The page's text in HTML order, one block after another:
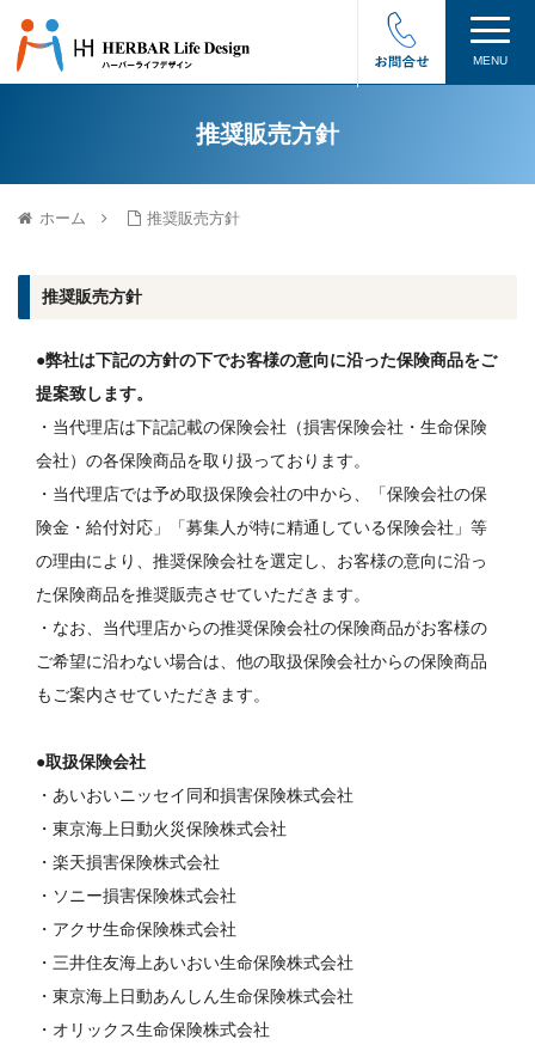
MENU
推奨販売方針
ホーム 推奨販売方針
推奨販売方針
●弊社は下記の方針の下でお客様の意向に沿った保険商品をご
提案致します。
・当代理店は下記記載の保険会社（損害保険会社・生命保険
会社）の各保険商品を取り扱っております。
・当代理店では予め取扱保険会社の中から、「保険会社の保
険金・給付対応」「募集人が特に精通している保険会社」等
の理由により、推奨保険会社を選定し、お客様の意向に沿っ
た保険商品を推奨販売させていただきます。
・なお、当代理店からの推奨保険会社の保険商品がお客様の
ご希望に沿わない場合は、他の取扱保険会社からの保険商品
もご案内させていただきます。
●取扱保険会社
・あいおいニッセイ同和損害保険株式会社
・東京海上日動火災保険株式会社
・楽天損害保険株式会社
・ソニー損害保険株式会社
・アクサ生命保険株式会社
・三井住友海上あいおい生命保険株式会社
・東京海上日動あんしん生命保険株式会社
・オリックス生命保険株式会社